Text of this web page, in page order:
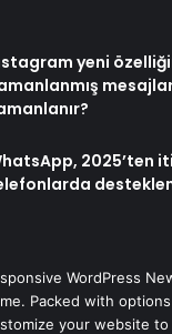
yeni
2025’ten
WordPress
Packed with
your website